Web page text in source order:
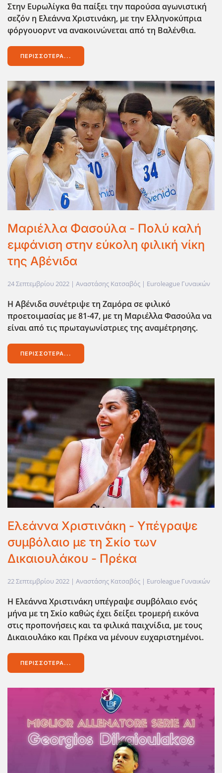
Στην Ευρωλίγκα θα παίξει την παρούσα αγωνιστική
σεζόν η Ελεάννα Χριστινάκη, με την Ελληνοκύπρια
φόργουορντ να ανακοινώνεται από τη Βαλένθια.
ΠΕΡΙΣΣΌΤΕΡΑ...
Μαριέλλα Φασούλα - Πολύ καλή
εμφάνιση στην εύκολη φιλική νίκη
της Αβένιδα
24 Σεπτεμβρίου 2022 | Αναστάσης Κατσαβός | Euroleague Γυναικών
Η Αβένιδα συνέτριψε τη Ζαμόρα σε φιλικό
προετοιμασίας με 81-47, με τη Μαριέλλα Φασούλα να
είναι από τις πρωταγωνίστριες της αναμέτρησης.
ΠΕΡΙΣΣΌΤΕΡΑ...
Ελεάννα Χριστινάκη - Υπέγραψε
συμβόλαιο με τη Σκίο των
Δικαιουλάκου - Πρέκα
22 Σεπτεμβρίου 2022 | Αναστάσης Κατσαβός | Euroleague Γυναικών
Η Ελεάννα Χριστινάκη υπέγραψε συμβόλαιο ενός
μήνα με τη Σκίο καθώς έχει δείξει τρομερή εικόνα
στις προπονήσεις και τα φιλικά παιχνίδια, με τους
Δικαιουλάκο και Πρέκα να μένουν ευχαριστημένοι.
ΠΕΡΙΣΣΌΤΕΡΑ...